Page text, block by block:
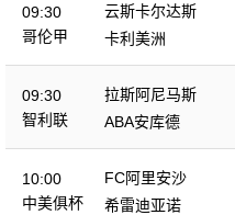
09:30
哥伦甲
云斯卡尔达斯
卡利美洲
09:30
智利联
拉斯阿尼马斯
ABA安库德
10:00
中美俱杯
FC阿里安沙
希雷迪亚诺